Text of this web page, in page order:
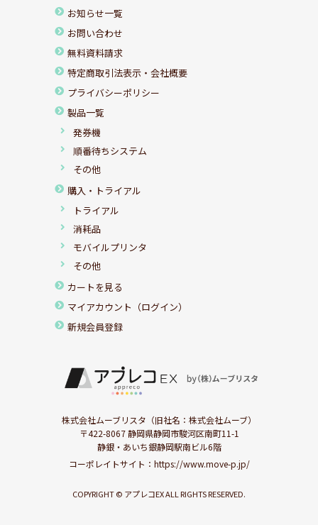
お知らせ一覧
お問い合わせ
無料資料請求
特定商取引法表示・会社概要
プライバシーポリシー
製品一覧
発券機
順番待ちシステム
その他
購入・トライアル
トライアル
消耗品
モバイルプリンタ
その他
カートを見る
マイアカウント（ログイン）
新規会員登録
株式会社ムーブリスタ（旧社名：株式会社ムーブ）
〒422-8067 静岡県静岡市駿河区南町11-1
静銀・あいち銀静岡駅南ビル6階
コーポレイトサイト： https://www.move-p.jp/
COPYRIGHT © アプレコEX ALL RIGHTS RESERVED.